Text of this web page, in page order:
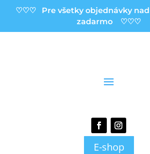
♡♡♡ Pre všetky objednávky nad
zadarmo ♡♡♡
E-shop